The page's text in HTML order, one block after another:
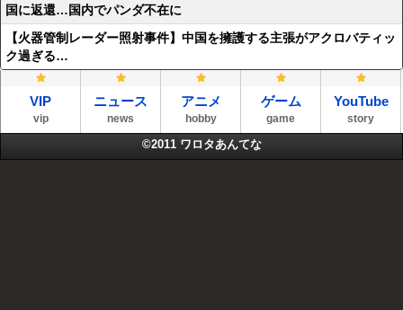
国に返還…国内でパンダ不在に
【火器管制レーダー照射事件】中国を擁護する主張がアクロバティッ
ク過ぎる…
VIP
vip
ニュース
news
アニメ
hobby
ゲーム
game
YouTube
story
©2011 ワロタあんてな